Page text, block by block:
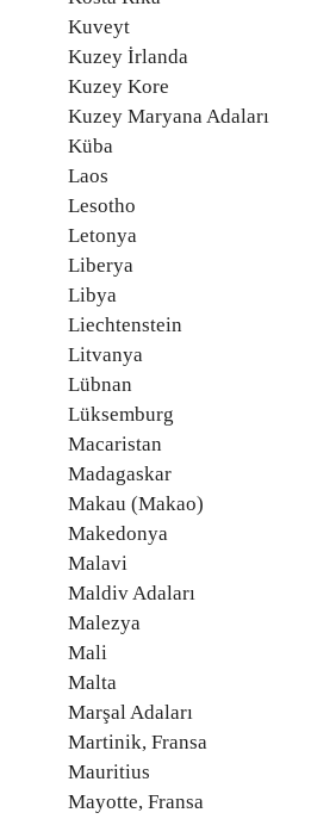
Kuveyt
Kuzey İrlanda
Kuzey Kore
Kuzey Maryana Adaları
Küba
Laos
Lesotho
Letonya
Liberya
Libya
Liechtenstein
Litvanya
Lübnan
Lüksemburg
Macaristan
Madagaskar
Makau (Makao)
Makedonya
Malavi
Maldiv Adaları
Malezya
Mali
Malta
Marşal Adaları
Martinik, Fransa
Mauritius
Mayotte, Fransa